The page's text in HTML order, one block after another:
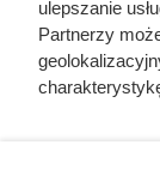
ulepszanie
Partnerzy